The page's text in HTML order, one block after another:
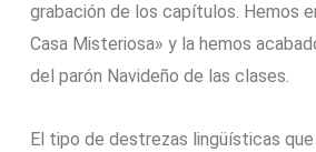
grabación de los capítulos. Hemos
Casa Misteriosa» y la hemos
del parón Navideño de las clases.
El tipo de destrezas lingüísticas